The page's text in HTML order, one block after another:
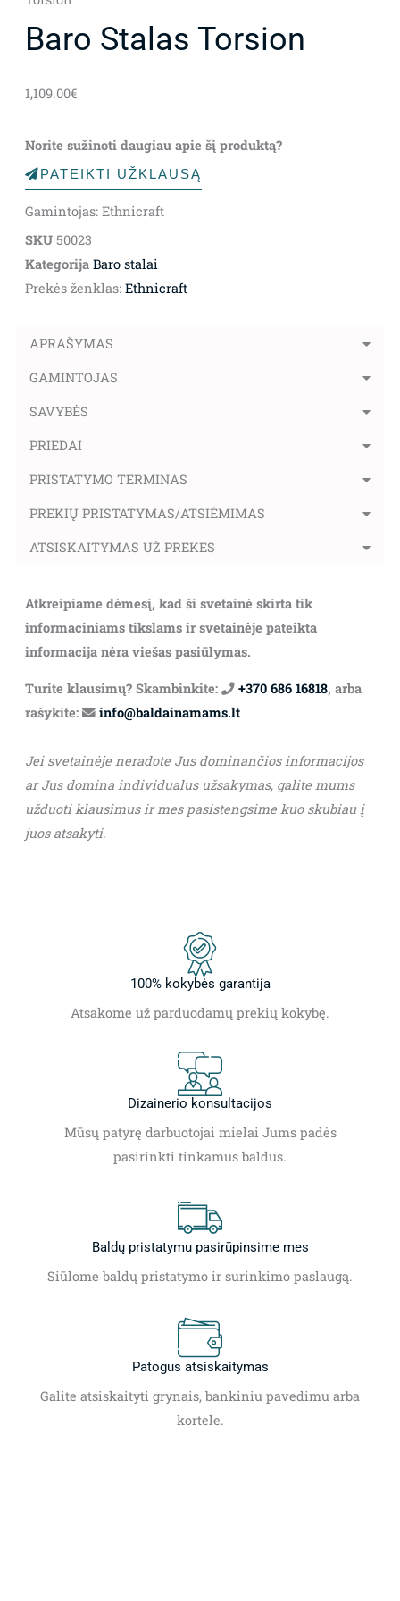
Baro Stalas Torsion
1,109.00€
Norite sužinoti daugiau apie šį produktą?
PATEIKTI UŽKLAUSĄ
Gamintojas: Ethnicraft
SKU 50023
Kategorija Baro stalai
Prekės ženklas: Ethnicraft
APRAŠYMAS
GAMINTOJAS
SAVYBĖS
PRIEDAI
PRISTATYMO TERMINAS
PREKIŲ PRISTATYMAS/ATSIĖMIMAS
ATSISKAITYMAS UŽ PREKES
Atkreipiame dėmesį, kad ši svetainė skirta tik
informaciniams tikslams ir svetainėje pateikta
informacija nėra viešas pasiūlymas.
Turite klausimų? Skambinkite: +370 686 16818, arba
rašykite:
info@baldainamams.lt
Jei svetainėje neradote Jus dominančios informacijos
ar Jus domina individualus užsakymas, galite mums
užduoti klausimus ir mes pasistengsime kuo skubiau į
juos atsakyti.
100% kokybės garantija
Atsakome už parduodamų prekių kokybę.
Dizainerio konsultacijos
Mūsų patyrę darbuotojai mielai Jums padės
pasirinkti tinkamus baldus.
Baldų pristatymu pasirūpinsime mes
Siūlome baldų pristatymo ir surinkimo paslaugą.
Patogus atsiskaitymas
Galite atsiskaityti grynais, bankiniu pavedimu arba
kortele.